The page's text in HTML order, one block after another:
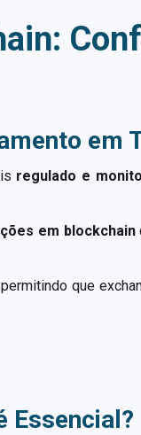
em
regulado e
em blockchain
que
Essencial?